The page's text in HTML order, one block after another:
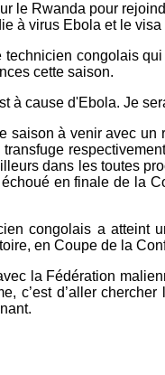
le Rwanda pour
à virus Ebola et le
congolais
cette saison.
à cause d'Ebola. Je
saison à venir avec
dans les toutes
en finale de la
congolais a atteint
en Coupe de la
la Fédération
c’est d’aller